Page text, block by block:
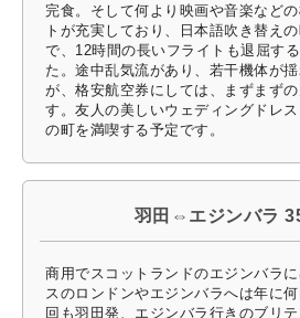
完食。そして何より映画や音楽など
トが充実しており、日本語吹き替え
で、12時間の長いフライトも退屈す
た。途中乱気流があり、若干機体が
が、格安航空券にしては、まずまず
す。友人の美しいウェディングドレ
の町を満喫する予定です。
羽田⇔エジンバラ
商用でスコットランドのエジンバラ
スのロンドンやエジンバラへは年に
回も羽田発、エジンバラ行きのブリ